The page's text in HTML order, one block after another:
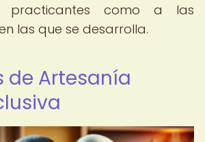
como a las
las que se desarrolla.
de Artesanía